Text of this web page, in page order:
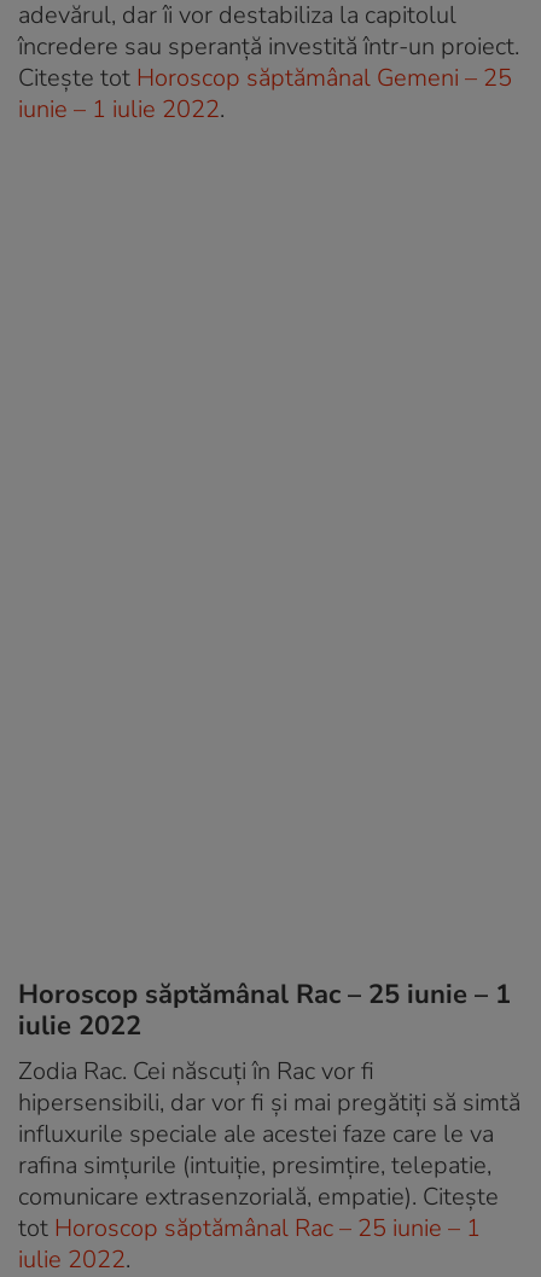
adevărul, dar îi vor destabiliza la capitolul
încredere sau speranță investită într-un proiect.
Citește tot Horoscop săptămânal Gemeni – 25
iunie – 1 iulie 2022.
Horoscop săptămânal Rac – 25 iunie – 1
iulie 2022
Zodia Rac. Cei născuți în Rac vor fi
hipersensibili, dar vor fi și mai pregătiți să simtă
influxurile speciale ale acestei faze care le va
rafina simțurile (intuiție, presimțire, telepatie,
comunicare extrasenzorială, empatie). Citește
tot Horoscop săptămânal Rac – 25 iunie – 1
iulie 2022.